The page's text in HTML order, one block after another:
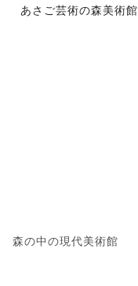
あさご芸術の森美術館
森の中の現代美術館